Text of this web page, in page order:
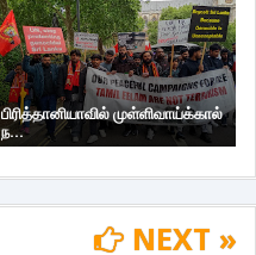
பிரித்தானியாவில் முள்ளிவாய்க்கால்
ந...
NEXT »